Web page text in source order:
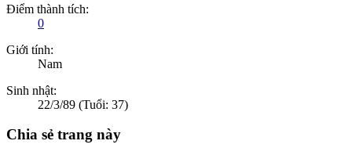
Điểm thành tích:
0
Giới tính:
Nam
Sinh nhật:
22/3/89 (Tuổi: 37)
Chia sẻ trang này